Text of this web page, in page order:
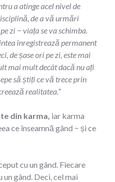
a atinge acel nivel de
de a vă urmări
zi − viața se va schimba.
înregistrează permanent
de șase ori pe zi, este mai
mai mult decât dacă nu ați
să știți ce vă trece prin
realitatea.”
din karma, iar karma
ce înseamnă gând − și ce
cu un gând. Fiecare
gând. Deci, cel mai